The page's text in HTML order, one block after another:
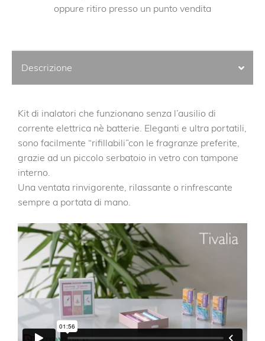
oppure ritiro presso un punto vendita
Descrizione
Kit di inalatori che funzionano senza l’ausilio di
corrente elettrica nè batterie. Eleganti e ultra portatili,
sono facilmente “rifillabili”con le fragranze preferite,
grazie ad un piccolo serbatoio in vetro con tampone
interno.
Una ventata rinvigorente, rilassante o rinfrescante
sempre a portata di mano.